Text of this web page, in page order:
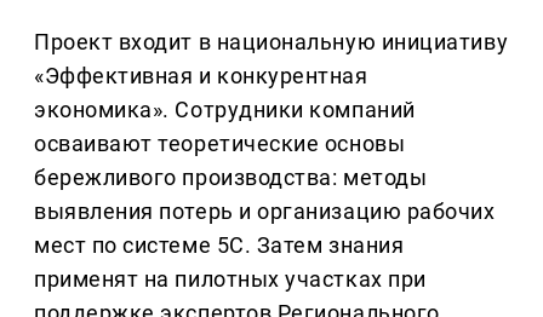
Проект входит в национальную инициативу
«Эффективная и конкурентная
экономика». Сотрудники компаний
осваивают теоретические основы
бережливого производства: методы
выявления потерь и организацию рабочих
мест по системе 5С. Затем знания
применят на пилотных участках при